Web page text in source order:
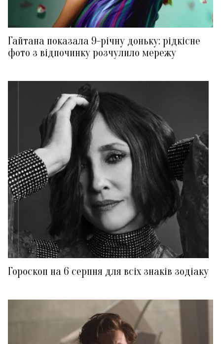
Гайтана показала 9-річну доньку: рідкісне
фото з відпочинку розчулило мережу
Гороскоп на 6 серпня для всіх знаків зодіаку